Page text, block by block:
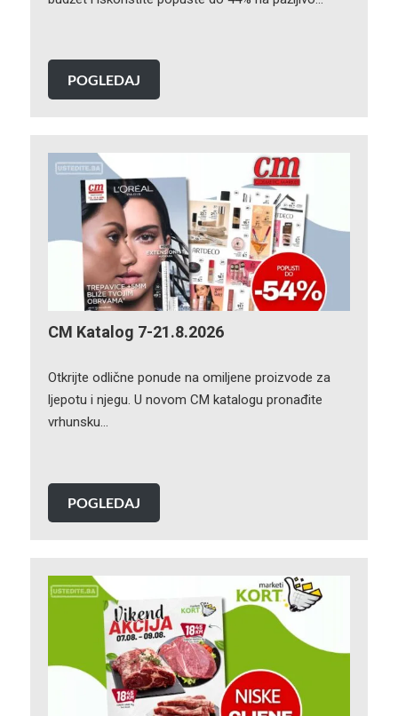
POGLEDAJ
CM Katalog 7-21.8.2026
Otkrijte odlične ponude na omiljene proizvode za
ljepotu i njegu. U novom CM katalogu pronađite
vrhunsku…
POGLEDAJ